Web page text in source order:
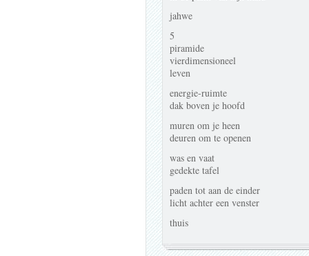
jahwe
5
piramide
vierdimensioneel
leven
energie-ruimte
dak boven je hoofd
muren om je heen
deuren om te openen
was en vaat
gedekte tafel
paden tot aan de einder
licht achter een venster
thuis